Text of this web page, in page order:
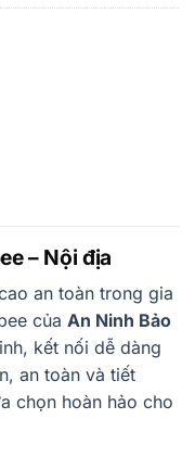
– Nội địa
an toàn trong gia
của An Ninh Bảo
kết nối dễ dàng
an toàn và tiết
chọn hoàn hảo cho